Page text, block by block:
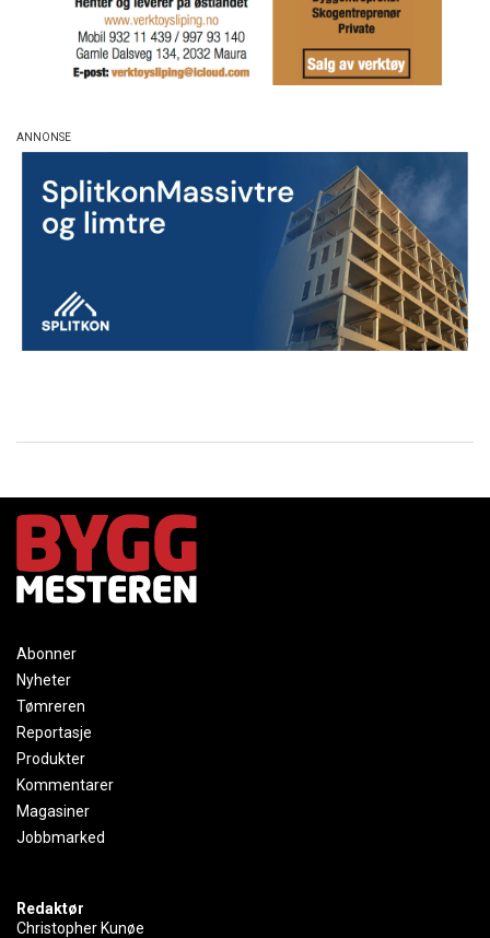
Abonner
Nyheter
Tømreren
Reportasje
Produkter
Kommentarer
Magasiner
Jobbmarked
Redaktør
Christopher Kunøe